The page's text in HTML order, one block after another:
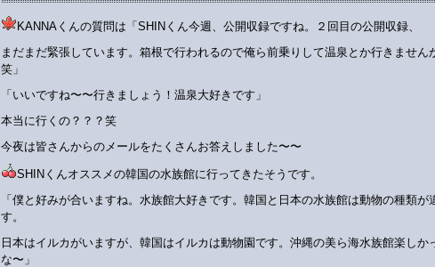
KANNAくんの質問は「SHINくん今週、公開収録ですね。２回目の公開収録、
まだまだ緊張しています。箱根で行われるので俺ら前乗りして温泉とか行きません
笑」
「いいですね〜〜行きましょう！温泉大好きです」
本当に行くの？？？笑
今夜は皆さんからのメールをたくさんお答えしました〜〜
SHINくんオススメの韓国の水族館に行ってきたそうです。
「僕と好みが合いますね。水族館大好きです。韓国と日本の水族館は動物の種類が
す。
日本はイルカがいますが、韓国はイルカは動物園です。沖縄の美ら海水族館楽しか
な〜」